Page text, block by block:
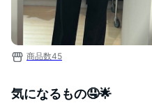
商品数45
気になるもの🤤🌟